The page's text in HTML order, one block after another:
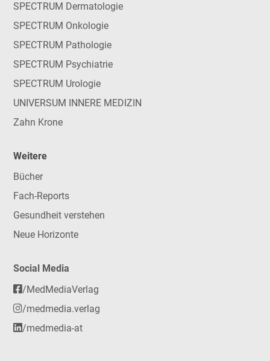
SPECTRUM Dermatologie
SPECTRUM Onkologie
SPECTRUM Pathologie
SPECTRUM Psychiatrie
SPECTRUM Urologie
UNIVERSUM INNERE MEDIZIN
Zahn Krone
Weitere
Bücher
Fach-Reports
Gesundheit verstehen
Neue Horizonte
Social Media
/MedMediaVerlag
/medmedia.verlag
/medmedia-at